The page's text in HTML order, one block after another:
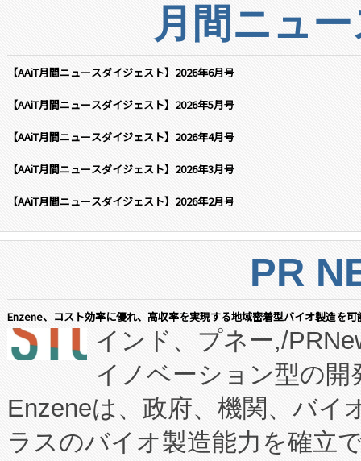
月間ニュ
【AAiT月間ニュースダイジェスト】2026年6月号
【AAiT月間ニュースダイジェスト】2026年5月号
【AAiT月間ニュースダイジェスト】2026年4月号
【AAiT月間ニュースダイジェスト】2026年3月号
【AAiT月間ニュースダイジェスト】2026年2月号
PR
Enzene、コスト効率に優れ、高収率を実現する地域密着型バイオ製造を
インド、プネー,/
イノベーション型の
Enzeneは、政府、機関、バイ
ラスのバイオ製造能力を確立